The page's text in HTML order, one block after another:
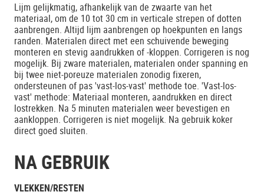
Lijm gelijkmatig, afhankelijk van de zwaarte van het
materiaal, om de 10 tot 30 cm in verticale strepen of dotten
aanbrengen. Altijd lijm aanbrengen op hoekpunten en langs
randen. Materialen direct met een schuivende beweging
monteren en stevig aandrukken of -kloppen. Corrigeren is nog
mogelijk. Bij zware materialen, materialen onder spanning en
bij twee niet-poreuze materialen zonodig fixeren,
ondersteunen of pas 'vast-los-vast' methode toe. 'Vast-los-
vast' methode: Materiaal monteren, aandrukken en direct
lostrekken. Na 5 minuten materialen weer bevestigen en
aankloppen. Corrigeren is niet mogelijk. Na gebruik koker
direct goed sluiten.
NA GEBRUIK
VLEKKEN/RESTEN